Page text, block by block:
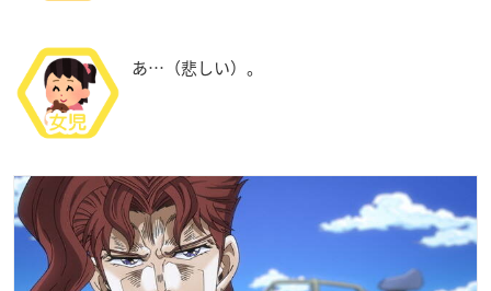
あ…（悲しい）。